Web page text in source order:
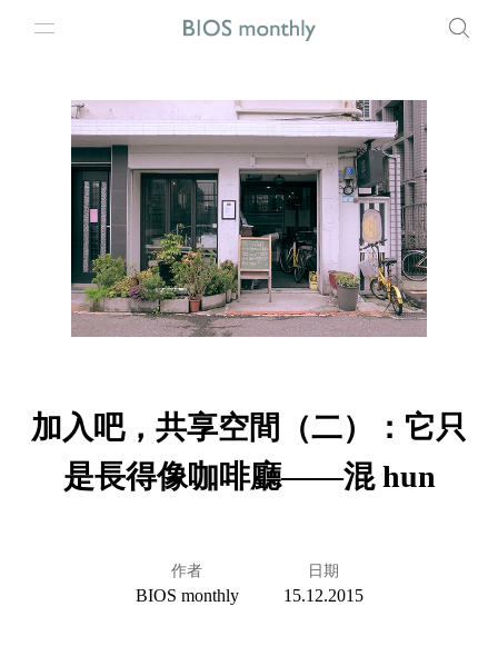
加入吧，共享空間（二）：它只
是長得像咖啡廳——混 hun
作者
BIOS monthly
日期
15.12.2015